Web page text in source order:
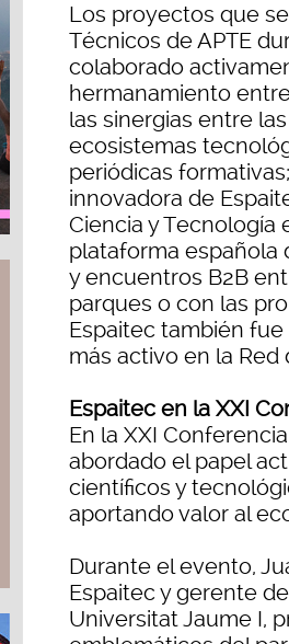
Los proyectos que
Técnicos de APTE
colaborado
hermanamiento
las sinergias entre
ecosistemas
periódicas
innovadora de
Ciencia y Tecnología
plataforma española
y encuentros B2B
parques o con las
Espaitec también
más activo en la Red
Espaitec en la XXI
En la XXI
abordado el papel
científicos y
aportando valor al
Durante el evento,
Espaitec y gerente
Universitat Jaume I,